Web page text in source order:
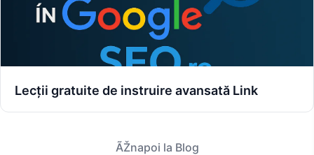
Lecții gratuite de instruire avansată Link
ÃŽnapoi la Blog